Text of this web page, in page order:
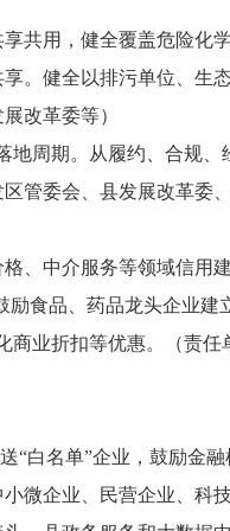
共用，健全覆盖危险化学
。健全以排污单位、生
改革委等）
地周期。从履约、合规、
管委会、县发展改革委
、中介服务等领域信用
励食品、药品龙头企业建
商业折扣等优惠。（责任
“白名单”企业，鼓励金
微企业、民营企业、科